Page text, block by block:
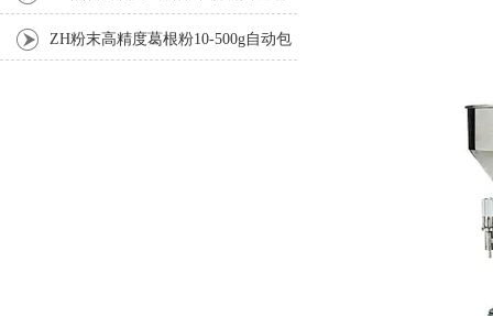
装机 ZH粉末高精度葛根粉10-500g自动包